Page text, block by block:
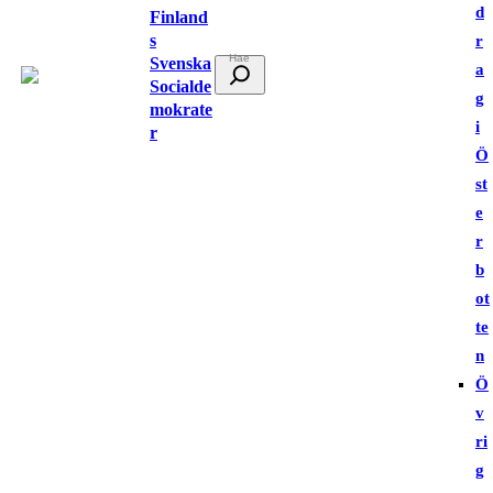
Finland
s
Svenska
Socialde
mokrate
r
ö
d
r
a
g
i
Ö
st
e
r
b
ot
te
n
Ö
v
ri
g